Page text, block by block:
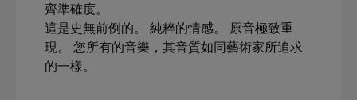
齊準確度。
這是史無前例的。 純粹的情感。 原音極致重
現。 您所有的音樂，其音質如同藝術家所追求
的一樣。